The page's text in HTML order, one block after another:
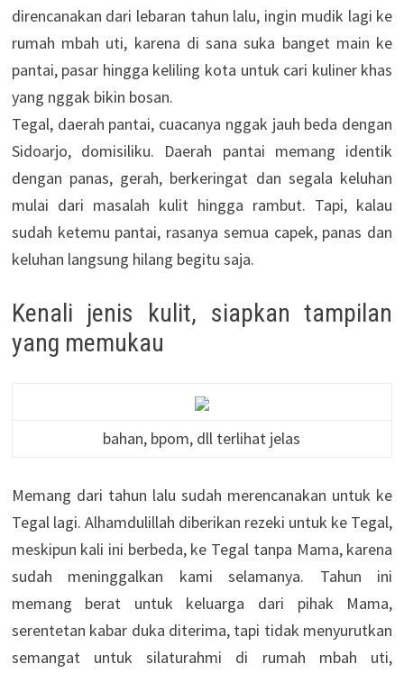
direncanakan dari lebaran tahun lalu, ingin mudik lagi ke
rumah mbah uti, karena di sana suka banget main ke
pantai, pasar hingga keliling kota untuk cari kuliner khas
yang nggak bikin bosan.
Tegal, daerah pantai, cuacanya nggak jauh beda dengan
Sidoarjo, domisiliku. Daerah pantai memang identik
dengan panas, gerah, berkeringat dan segala keluhan
mulai dari masalah kulit hingga rambut. Tapi, kalau
sudah ketemu pantai, rasanya semua capek, panas dan
keluhan langsung hilang begitu saja.
Kenali jenis kulit, siapkan tampilan
yang memukau
bahan, bpom, dll terlihat jelas
Memang dari tahun lalu sudah merencanakan untuk ke
Tegal lagi. Alhamdulillah diberikan rezeki untuk ke Tegal,
meskipun kali ini berbeda, ke Tegal tanpa Mama, karena
sudah meninggalkan kami selamanya. Tahun ini
memang berat untuk keluarga dari pihak Mama,
serentetan kabar duka diterima, tapi tidak menyurutkan
semangat untuk silaturahmi di rumah mbah uti,